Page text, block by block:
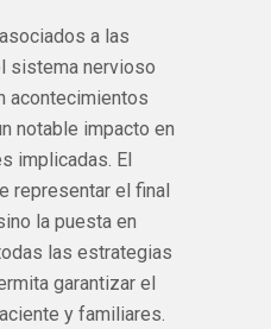
a las
sistema nervioso
acontecimientos
notable impacto en
implicadas. El
representar el final
la puesta en
las estrategias
garantizar el
y familiares.